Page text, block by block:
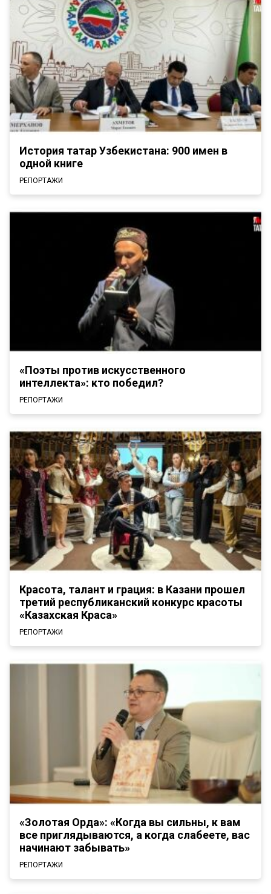
История татар Узбекистана: 900 имен в
одной книге
РЕПОРТАЖИ
«Поэты против искусственного
интеллекта»: кто победил?
РЕПОРТАЖИ
Красота, талант и грация: в Казани прошел
третий республиканский конкурс красоты
«Казахская Краса»
РЕПОРТАЖИ
«Золотая Орда»: «Когда вы сильны, к вам
все приглядываются, а когда слабеете, вас
начинают забывать»
РЕПОРТАЖИ